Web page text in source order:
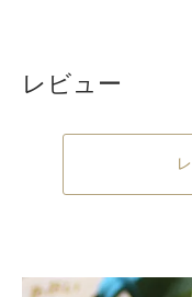
レビュー